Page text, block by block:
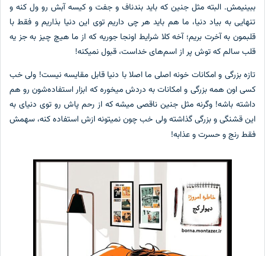
ببینیمش. البته مثل جنین که باید بندناف و جفت و کیسه آبش رو ول کنه و
تنهایی به بیاد دنیا، ما هم باید هر چی داریم توی این دنیا بذاریم و فقط با
قلبمون به آخرت بریم؛ آخه کلا شرایط اونجا جوریه که از ما هیچ چیز به جز یه
قلب سالم که توش پر از اسم‌های خداست، قبول نمیکنه!
تازه بزرگی و امکانات خونه اصلی ما اصلا با دنیا قابل مقایسه نیست! ولی خب
کسی اون همه بزرگی و امکانات به دردش میخوره که ابزار استفاده‌شون رو هم
داشته باشه! وگرنه مثل جنین ناقصی میشه که از رحم پاش رو توی دنیای به
این قشنگی و بزرگی گذاشته ولی خب چون نمیتونه ازش استفاده کنه، سهمش
فقط رنج و حسرت و عذابه!